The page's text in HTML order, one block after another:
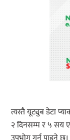
त्यस्तै यूट्युब डेटा
२ दिनसम्म र ५ सय